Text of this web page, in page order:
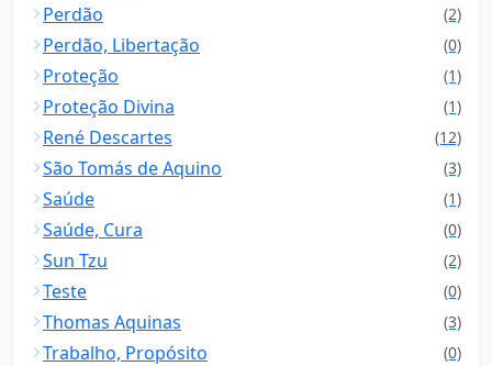
Perdão (2)
Perdão, Libertação (0)
Proteção (1)
Proteção Divina (1)
René Descartes (12)
São Tomás de Aquino (3)
Saúde (1)
Saúde, Cura (0)
Sun Tzu (2)
Teste (0)
Thomas Aquinas (3)
Trabalho, Propósito (0)